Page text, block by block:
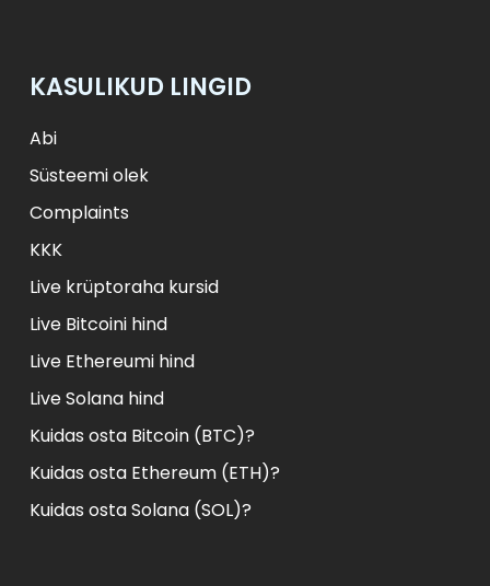
KASULIKUD LINGID
Abi
Süsteemi olek
Complaints
KKK
Live krüptoraha kursid
Live Bitcoini hind
Live Ethereumi hind
Live Solana hind
Kuidas osta Bitcoin (BTC)?
Kuidas osta Ethereum (ETH)?
Kuidas osta Solana (SOL)?